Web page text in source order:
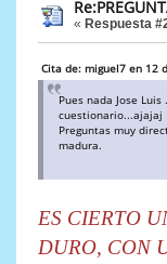
« Respuesta
Cita de: miguel7 en 12
Pues nada Jose
cuestionario...ajajaj
Preguntas muy
madura.
Un
ES CIERTO
DURO, CON